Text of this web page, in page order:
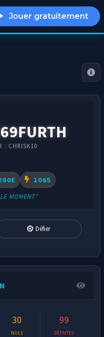
Jouer gratuitement
: CHRISK10
1065
MOMENT"
Défier
30
NULS
99
DÉFAITES